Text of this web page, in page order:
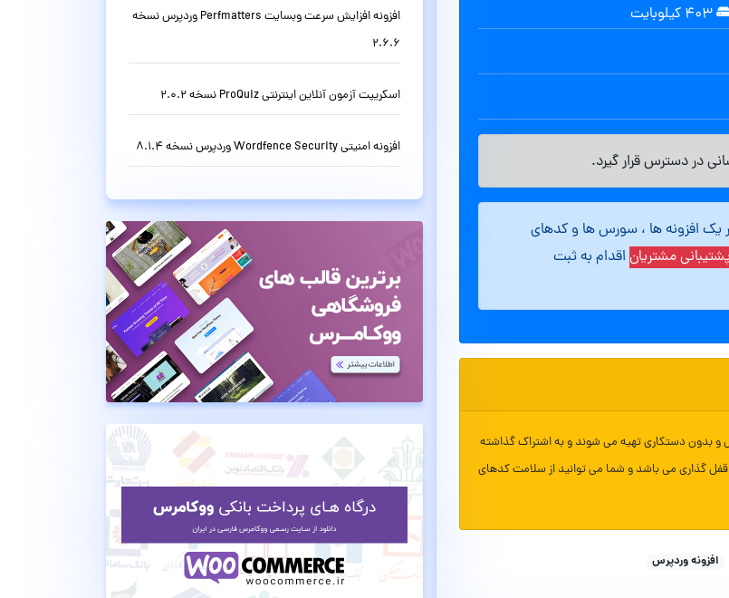
در دسترس قرار گیرد.
یک افزونه ها ، سورس ها و کدهای
مشتریان اقدام به ثبت
و بدون دستکاری تهیه می شوند و به اشتراک گذاشته
گذاری می باشد و شما می توانید از سلامت کدهای
افزونه وردپرس
افزونه افزایش سرعت وبسایت Perfmatters وردپرس نسخه
2.6.6
اسکریپت آزمون آنلاین اینترنتی ProQuiz نسخه 2.0.2
افزونه امنیتی Wordfence Security وردپرس نسخه 8.1.4